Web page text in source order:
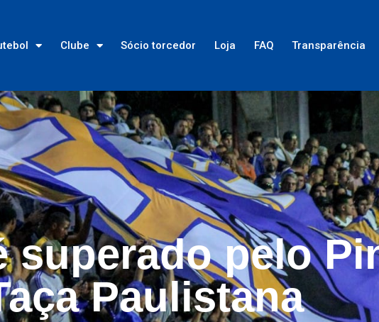
Clube Sócio torcedor Loja FAQ Transparência
superado pelo
Paulistana